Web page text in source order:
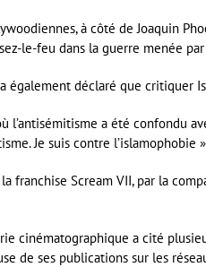
à côté de Joaquin
le-feu dans la guerre menée
également déclaré que critiquer
l’antisémitisme a été confondu
Je suis contre l’islamophobie
franchise Scream VII, par la
cinématographique a cité
de ses publications sur les